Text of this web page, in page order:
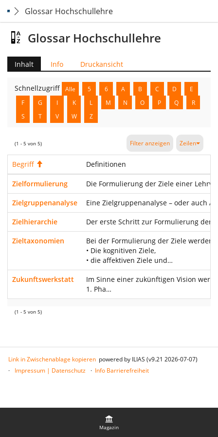
Glossar Hochschullehre
Magazin
Glossar Hochschullehre
Inhalt Info Druckansicht
Schnellzugriff Alle 5 6 A B C D
E
F
G I K L M N O P Q
R
S
T V W Z
(1 - 5 von 5) Filter anzeigen Zeilen
Begriff Definitionen
Zielformulierung Die Formulierung der Ziele einer
Zielgruppenanalyse Eine Zielgruppenanalyse – oder auch
Zielhierarchie Der erste Schritt zur Formulierung der
Zieltaxonomien
Bei der Formulierung der Ziele
• Die kognitiven Ziele,
• die affektiven Ziele und…
Zukunftswerkstatt
Im Sinne einer zukünftigen Vision
1. Pha…
(1 - 5 von 5)
Link in Zwischenablage kopieren powered by ILIAS (v9.21 2026-07-07)
Impressum | Datenschutz
Info Barrierefreiheit